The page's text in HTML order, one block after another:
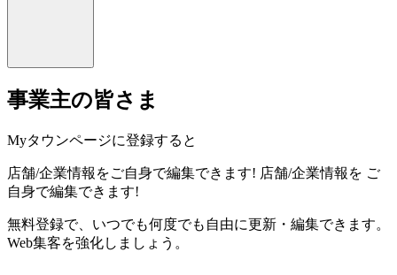
事業主の皆さま
Myタウンページに登録すると
店舗/企業情報をご自身で編集できます! 店舗/企業情報を ご
自身で編集できます!
無料登録で、いつでも何度でも自由に更新・編集できます。
Web集客を強化しましょう。